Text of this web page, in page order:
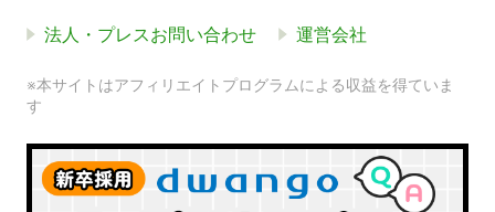
法人・プレスお問い合わせ 運営会社
※本サイトはアフィリエイトプログラムによる収益を得ていま
す